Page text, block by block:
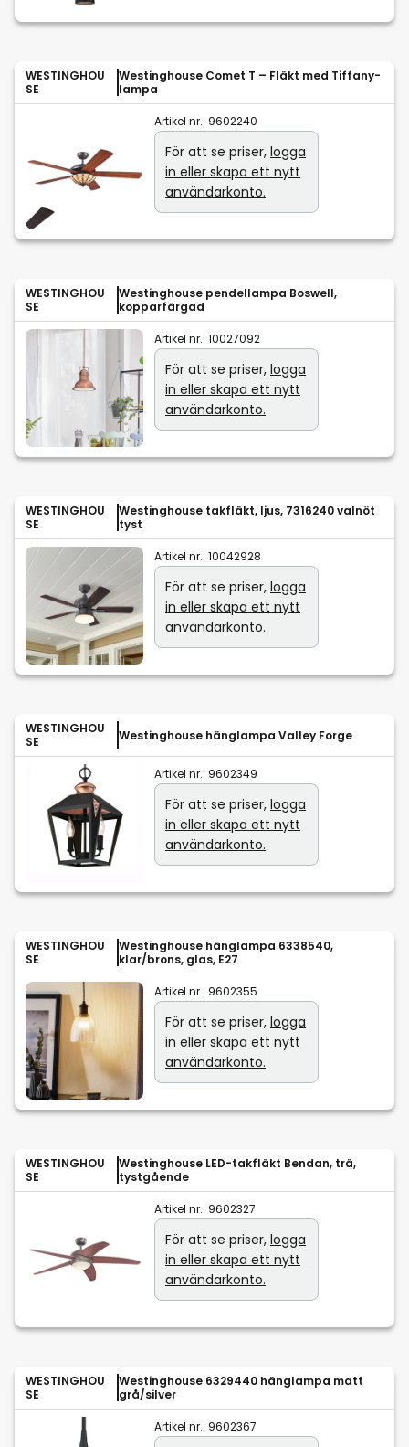
WESTINGHOU
SE
Westinghouse Comet T – Fläkt med Tiffany-
lampa
Artikel nr.: 9602240
För att se priser, logga
in eller skapa ett nytt
användarkonto.
WESTINGHOU
SE
Westinghouse pendellampa Boswell,
kopparfärgad
Artikel nr.: 10027092
För att se priser, logga
in eller skapa ett nytt
användarkonto.
WESTINGHOU
SE
Westinghouse takfläkt, ljus, 7316240 valnöt
tyst
Artikel nr.: 10042928
För att se priser, logga
in eller skapa ett nytt
användarkonto.
WESTINGHOU
SE
Westinghouse hänglampa Valley Forge
Artikel nr.: 9602349
För att se priser, logga
in eller skapa ett nytt
användarkonto.
WESTINGHOU
SE
Westinghouse hänglampa 6338540,
klar/brons, glas, E27
Artikel nr.: 9602355
För att se priser, logga
in eller skapa ett nytt
användarkonto.
WESTINGHOU
SE
Westinghouse LED-takfläkt Bendan, trä,
tystgående
Artikel nr.: 9602327
För att se priser, logga
in eller skapa ett nytt
användarkonto.
WESTINGHOU
SE
Westinghouse 6329440 hänglampa matt
grå/silver
Artikel nr.: 9602367